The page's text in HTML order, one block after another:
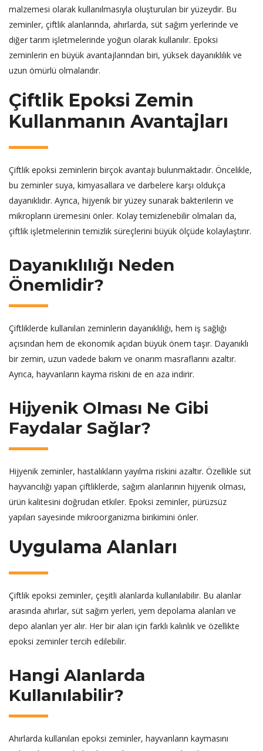
malzemesi olarak kullanılmasıyla oluşturulan bir yüzeydir. Bu
zeminler, çiftlik alanlarında, ahırlarda, süt sağım yerlerinde ve
diğer tarım işletmelerinde yoğun olarak kullanılır. Epoksi
zeminlerin en büyük avantajlarından biri, yüksek dayanıklılık ve
uzun ömürlü olmalarıdır.
Çiftlik Epoksi Zemin
Kullanmanın Avantajları
Çiftlik epoksi zeminlerin birçok avantajı bulunmaktadır. Öncelikle,
bu zeminler suya, kimyasallara ve darbelere karşı oldukça
dayanıklıdır. Ayrıca, hijyenik bir yüzey sunarak bakterilerin ve
mikropların üremesini önler. Kolay temizlenebilir olmaları da,
çiftlik işletmelerinin temizlik süreçlerini büyük ölçüde kolaylaştırır.
Dayanıklılığı Neden
Önemlidir?
Çiftliklerde kullanılan zeminlerin dayanıklılığı, hem iş sağlığı
açısından hem de ekonomik açıdan büyük önem taşır. Dayanıklı
bir zemin, uzun vadede bakım ve onarım masraflarını azaltır.
Ayrıca, hayvanların kayma riskini de en aza indirir.
Hijyenik Olması Ne Gibi
Faydalar Sağlar?
Hijyenik zeminler, hastalıkların yayılma riskini azaltır. Özellikle süt
hayvancılığı yapan çiftliklerde, sağım alanlarının hijyenik olması,
ürün kalitesini doğrudan etkiler. Epoksi zeminler, pürüzsüz
yapıları sayesinde mikroorganizma birikimini önler.
Uygulama Alanları
Çiftlik epoksi zeminler, çeşitli alanlarda kullanılabilir. Bu alanlar
arasında ahırlar, süt sağım yerleri, yem depolama alanları ve
depo alanları yer alır. Her bir alan için farklı kalınlık ve özellikte
epoksi zeminler tercih edilebilir.
Hangi Alanlarda
Kullanılabilir?
Ahırlarda kullanılan epoksi zeminler, hayvanların kaymasını